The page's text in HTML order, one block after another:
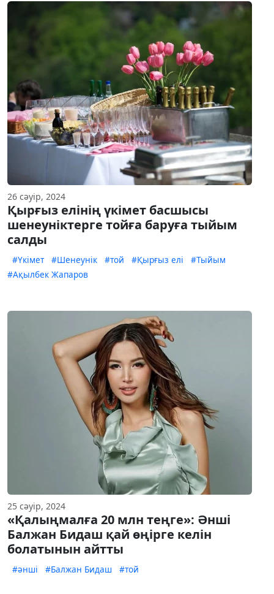
26 сәуір, 2024
Қырғыз елінің үкімет басшысы
шенеуніктерге тойға баруға тыйым
салды
#Үкімет #Шенеунік #той #Қырғыз елі
#Тыйым
#Ақылбек Жапаров
25 сәуір, 2024
«Қалыңмалға 20 млн теңге»: Әнші
Балжан Бидаш қай өңірге келін
болатынын айтты
#әнші #Балжан Бидаш #той